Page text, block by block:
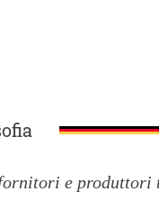
e produttori